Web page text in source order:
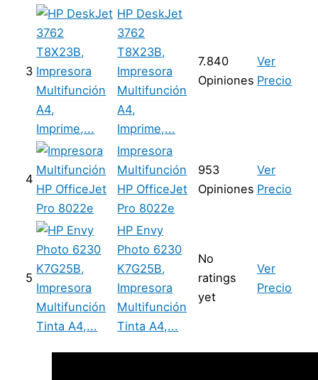
3
HP DeskJet
3762
T8X23B,
Impresora
Multifunción
A4,
Imprime,...
7.840
Opiniones
Ver
Precio
4
Impresora
Multifunción
HP OfficeJet
Pro 8022e
953
Opiniones
Ver
Precio
5
HP Envy
Photo 6230
K7G25B,
Impresora
Multifunción
Tinta A4,...
No
ratings
yet
Ver
Precio